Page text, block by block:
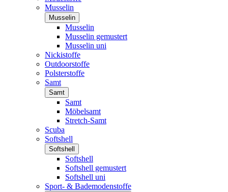
Musselin
Musselin
Musselin
Musselin gemustert
Musselin uni
Nickistoffe
Outdoorstoffe
Polsterstoffe
Samt
Samt
Samt
Möbelsamt
Stretch-Samt
Scuba
Softshell
Softshell
Softshell
Softshell gemustert
Softshell uni
Sport- & Bademodenstoffe